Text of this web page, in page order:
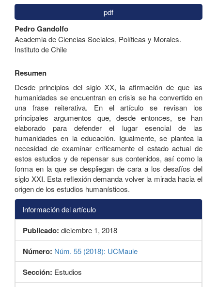
pdf
Contenido
principal
del
artículo
Pedro Gandolfo
Academia de Ciencias Sociales, Políticas y Morales.
Instituto de Chile
Resumen
Desde principios del siglo XX, la afirmación de que las
humanidades se encuentran en crisis se ha convertido en
una frase reiterativa. En el artículo se revisan los
principales argumentos que, desde entonces, se han
elaborado para defender el lugar esencial de las
humanidades en la educación. Igualmente, se plantea la
necesidad de examinar críticamente el estado actual de
estos estudios y de repensar sus contenidos, así como la
forma en la que se despliegan de cara a los desafíos del
siglo XXI. Esta reflexión demanda volver la mirada hacia el
origen de los estudios humanísticos.
Información del artículo
Publicado: diciembre 1, 2018
Número: Núm. 55 (2018): UCMaule
Sección: Estudios